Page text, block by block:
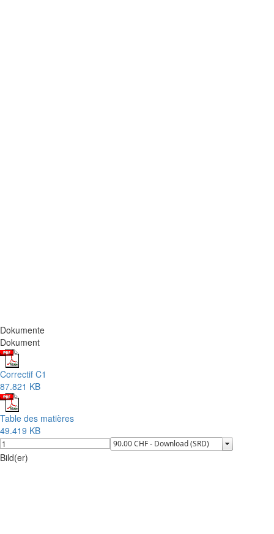
Dokumente
Dokument
Correctif C1
87.821 KB
Table des matières
49.419 KB
Bild(er)